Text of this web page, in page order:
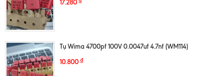
17.280
Tụ Wima 4700pf 100V 0.0047uf 4.7nf (WM114)
10.800 ₫